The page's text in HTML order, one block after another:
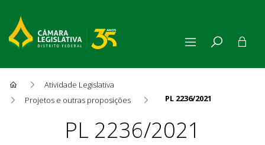
Atividade Legislativa
Projetos e outras proposições
PL 2236/2021
ProposiçãoPL 2236/2021